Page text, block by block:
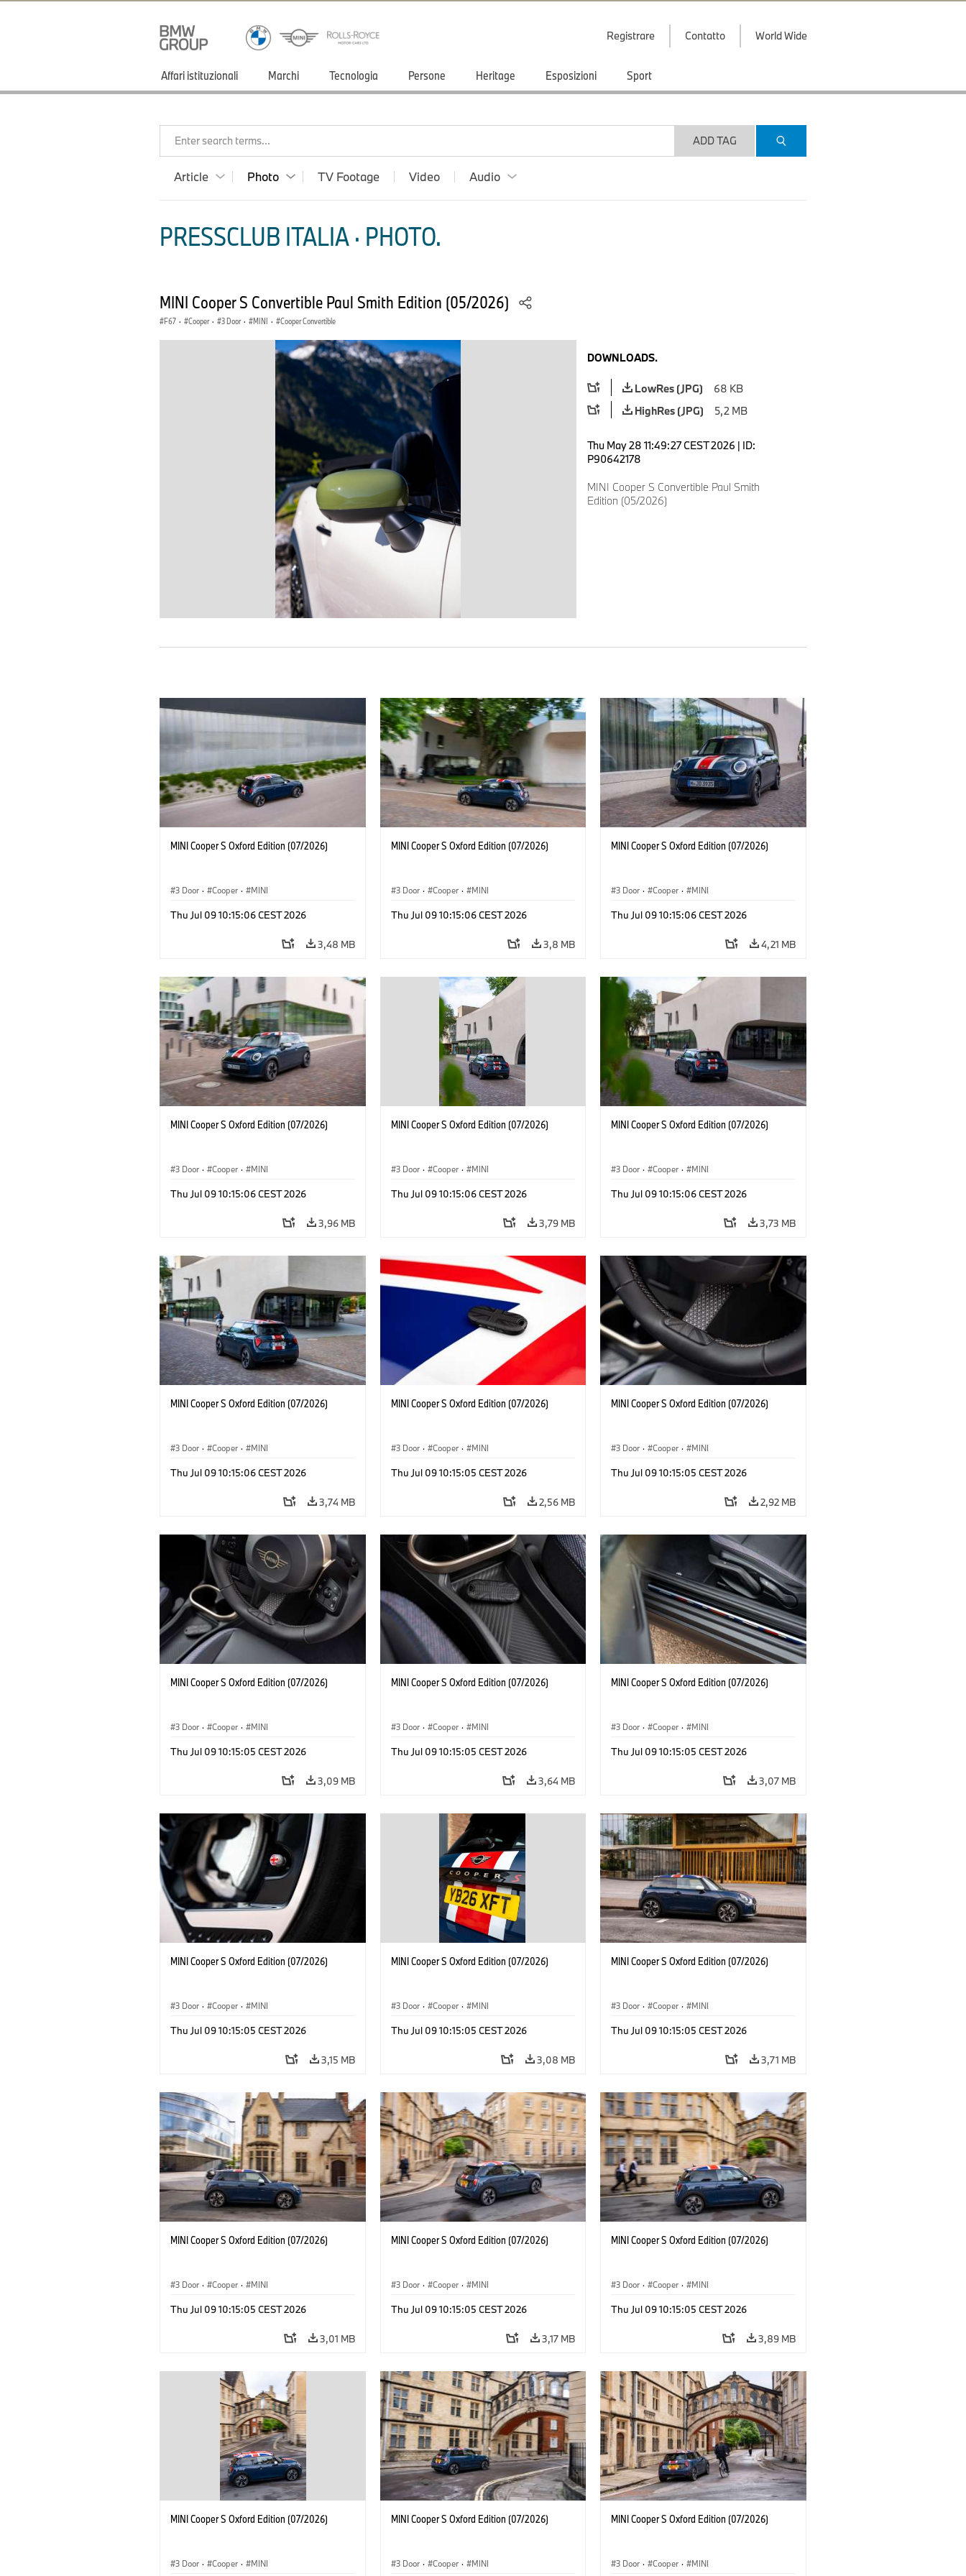
Registrare Contatto World Wide
Affari istituzionali Marchi Tecnologia Persone Heritage Esposizioni Sport
Enter search terms... ADD TAG
Article Photo TV Footage Video Audio
PRESSCLUB ITALIA · PHOTO.
MINI Cooper S Convertible Paul Smith Edition (05/2026)
F67 · Cooper · 3 Door · MINI · Cooper Convertible
DOWNLOADS.
LowRes (JPG)
68 KB
HighRes (JPG)
5,2 MB
Thu May 28 11:49:27 CEST 2026 | ID:
P90642178
MINI Cooper S Convertible Paul Smith
Edition (05/2026)
MINI Cooper S Oxford Edition (07/2026)
3 Door · Cooper · MINI
Thu Jul 09 10:15:06 CEST 2026
3,48 MB
MINI Cooper S Oxford Edition (07/2026)
3 Door · Cooper · MINI
Thu Jul 09 10:15:06 CEST 2026
3,8 MB
MINI Cooper S Oxford Edition (07/2026)
3 Door · Cooper · MINI
Thu Jul 09 10:15:06 CEST 2026
4,21 MB
MINI Cooper S Oxford Edition (07/2026)
3 Door · Cooper · MINI
Thu Jul 09 10:15:06 CEST 2026
3,96 MB
MINI Cooper S Oxford Edition (07/2026)
3 Door · Cooper · MINI
Thu Jul 09 10:15:06 CEST 2026
3,79 MB
MINI Cooper S Oxford Edition (07/2026)
3 Door · Cooper · MINI
Thu Jul 09 10:15:06 CEST 2026
3,73 MB
MINI Cooper S Oxford Edition (07/2026)
3 Door · Cooper · MINI
Thu Jul 09 10:15:06 CEST 2026
3,74 MB
MINI Cooper S Oxford Edition (07/2026)
3 Door · Cooper · MINI
Thu Jul 09 10:15:05 CEST 2026
2,56 MB
MINI Cooper S Oxford Edition (07/2026)
3 Door · Cooper · MINI
Thu Jul 09 10:15:05 CEST 2026
2,92 MB
MINI Cooper S Oxford Edition (07/2026)
3 Door · Cooper · MINI
Thu Jul 09 10:15:05 CEST 2026
3,09 MB
MINI Cooper S Oxford Edition (07/2026)
3 Door · Cooper · MINI
Thu Jul 09 10:15:05 CEST 2026
3,64 MB
MINI Cooper S Oxford Edition (07/2026)
3 Door · Cooper · MINI
Thu Jul 09 10:15:05 CEST 2026
3,07 MB
MINI Cooper S Oxford Edition (07/2026)
3 Door · Cooper · MINI
Thu Jul 09 10:15:05 CEST 2026
3,15 MB
MINI Cooper S Oxford Edition (07/2026)
3 Door · Cooper · MINI
Thu Jul 09 10:15:05 CEST 2026
3,08 MB
MINI Cooper S Oxford Edition (07/2026)
3 Door · Cooper · MINI
Thu Jul 09 10:15:05 CEST 2026
3,71 MB
MINI Cooper S Oxford Edition (07/2026)
3 Door · Cooper · MINI
Thu Jul 09 10:15:05 CEST 2026
3,01 MB
MINI Cooper S Oxford Edition (07/2026)
3 Door · Cooper · MINI
Thu Jul 09 10:15:05 CEST 2026
3,17 MB
MINI Cooper S Oxford Edition (07/2026)
3 Door · Cooper · MINI
Thu Jul 09 10:15:05 CEST 2026
3,89 MB
MINI Cooper S Oxford Edition (07/2026)
3 Door · Cooper · MINI
MINI Cooper S Oxford Edition (07/2026)
3 Door · Cooper · MINI
MINI Cooper S Oxford Edition (07/2026)
3 Door · Cooper · MINI